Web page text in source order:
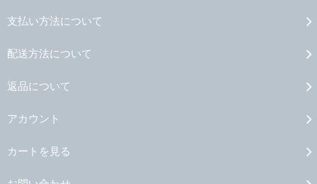
支払い方法について
配送方法について
返品について
アカウント
カートを見る